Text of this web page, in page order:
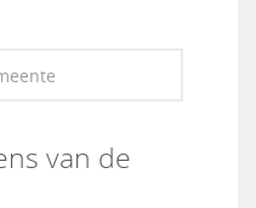
van de